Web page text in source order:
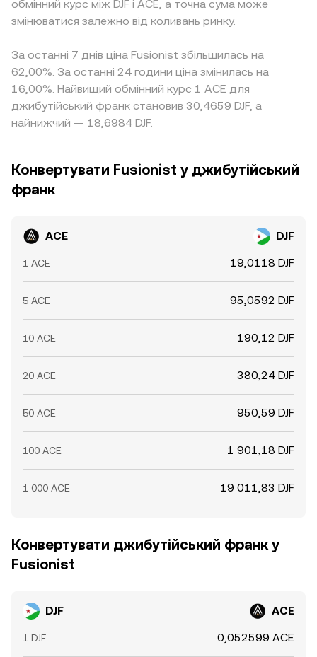
обмінний курс між DJF і ACE, а точна сума може
змінюватися залежно від коливань ринку.
За останні 7 днів ціна Fusionist збільшилась на
62,00%. За останні 24 години ціна змінилась на
16,00%. Найвищий обмінний курс 1 ACE для
джибутійський франк становив 30,4659 DJF, а
найнижчий — 18,6984 DJF.
Конвертувати Fusionist у джибутійський
франк
ACE DJF
1 ACE 19,0118 DJF
5 ACE 95,0592 DJF
10 ACE 190,12 DJF
20 ACE 380,24 DJF
50 ACE 950,59 DJF
100 ACE 1 901,18 DJF
1 000 ACE 19 011,83 DJF
Конвертувати джибутійський франк у
Fusionist
DJF ACE
1 DJF 0,052599 ACE